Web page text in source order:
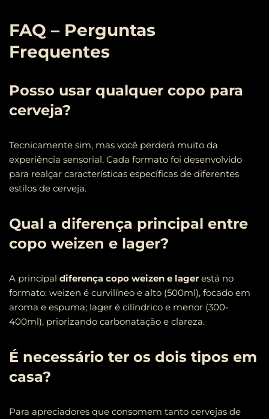
FAQ – Perguntas
Frequentes
Posso usar qualquer copo para
cerveja?
Tecnicamente sim, mas você perderá muito da
experiência sensorial. Cada formato foi desenvolvido
para realçar características específicas de diferentes
estilos de cerveja.
Qual a diferença principal entre
copo weizen e lager?
A principal diferença copo weizen e lager está no
formato: weizen é curvilíneo e alto (500ml), focado em
aroma e espuma; lager é cilíndrico e menor (300-
400ml), priorizando carbonatação e clareza.
É necessário ter os dois tipos em
casa?
Para apreciadores que consomem tanto cervejas de